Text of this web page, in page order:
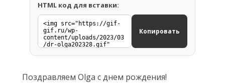
HTML код для вставки:
Копировать
Поздравляем Olga с днем рождения!